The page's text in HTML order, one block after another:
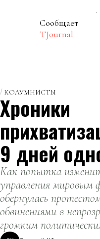
Сообщает
TJournal
КОЛУМНИСТЫ
Хроники
9 дней
Как попытка
управления мировым
обернулась
обвинениями в
громким